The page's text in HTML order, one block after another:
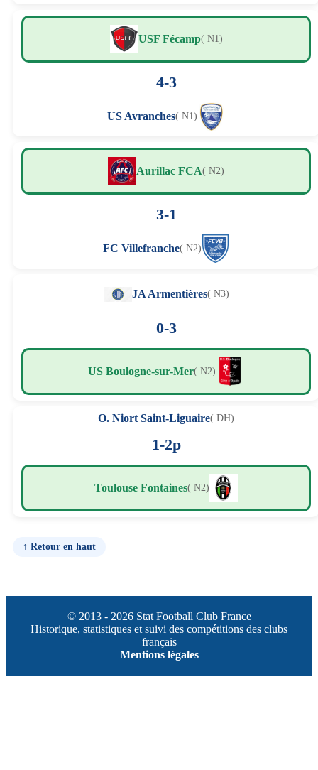
USF Fécamp( N1)
4-3
US Avranches( N1)
Aurillac FCA( N2)
3-1
FC Villefranche( N2)
JA Armentières( N3)
0-3
US Boulogne-sur-Mer( N2)
O. Niort Saint-Liguaire( DH)
1-2p
Toulouse Fontaines( N2)
↑ Retour en haut
© 2013 - 2026 Stat Football Club France
Historique, statistiques et suivi des compétitions des clubs
français
Mentions légales